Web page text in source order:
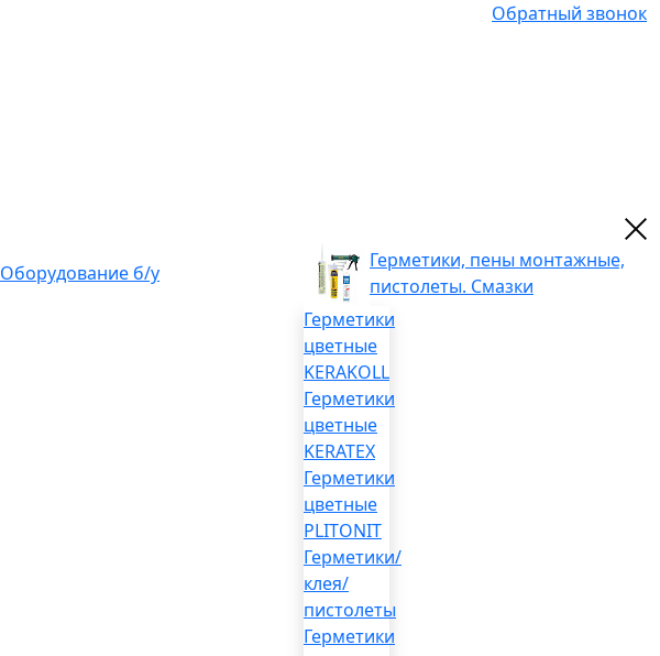
Обратный звонок
Оборудование б/у
Герметики, пены монтажные,
пистолеты. Смазки
Герметики
цветные
KERAKOLL
Герметики
цветные
KERATEX
Герметики
цветные
PLITONIT
Герметики/
клея/
пистолеты
Герметики